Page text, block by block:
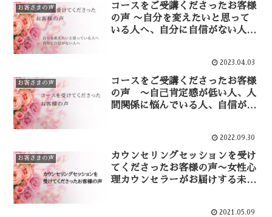
お客さまの声
コースをご受講くださったお客様
の声 〜自分を変えたいと思って
いる人へ、自分に自信がない人
2023.04.03
お客さまの声
コースをご受講くださったお客様
の声 〜自己肯定感が低い人、人
間関係に悩んでいる人、自信がな
2022.09.30
お客さまの声
カウンセリングセッションを受け
てくださったお客様の声〜女性心
理カウンセラーがお届けする未来
2021.05.09